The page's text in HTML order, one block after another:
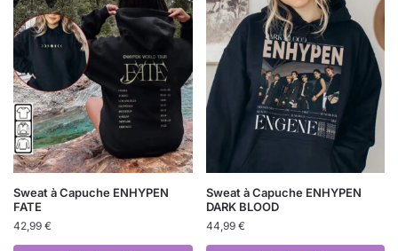
Sweat à Capuche ENHYPEN
FATE
42,99 €
Sweat à Capuche ENHYPEN
DARK BLOOD
44,99 €